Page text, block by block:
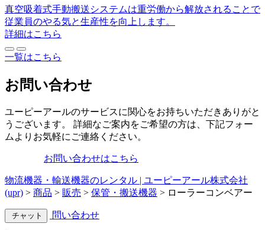
真空吸着式手動搬送システムは重労働から解放されることで
従業員のやる気と生産性を向上します。
詳細はこちら
一覧はこちら
お問い合わせ
ユーピーアールのサービスに関心をお持ちいただきありがと
うございます。 詳細なご案内をご希望の方は、下記フォー
ムよりお気軽にご連絡ください。
お問い合わせはこちら
物流機器・輸送機器のレンタル | ユーピーアール株式会社
(upr) > 商品 > 販売 > 保管・搬送機器 > ローラーコンベアー
チャット 問い合わせ